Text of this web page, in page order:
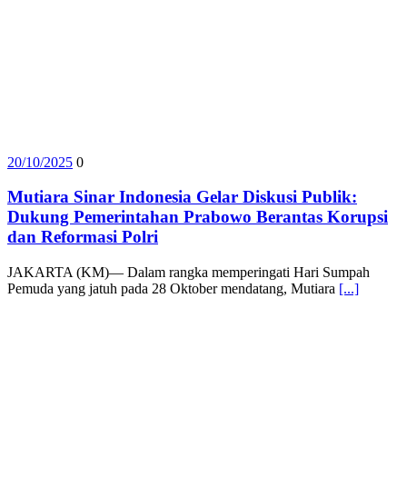
20/10/2025 0
Mutiara Sinar Indonesia Gelar Diskusi Publik:
Dukung Pemerintahan Prabowo Berantas Korupsi
dan Reformasi Polri
JAKARTA (KM)— Dalam rangka memperingati Hari Sumpah
Pemuda yang jatuh pada 28 Oktober mendatang, Mutiara [...]